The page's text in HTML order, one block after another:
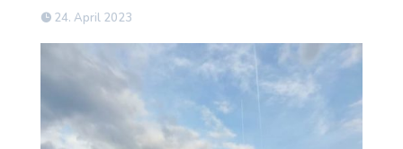
24. April 2023